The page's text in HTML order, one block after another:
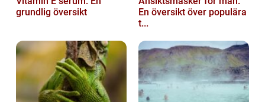
grundlig översikt
En översikt över populära
t...